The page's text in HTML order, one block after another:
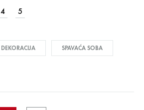
4 5
DEKORACIJA SPAVAĆA SOBA